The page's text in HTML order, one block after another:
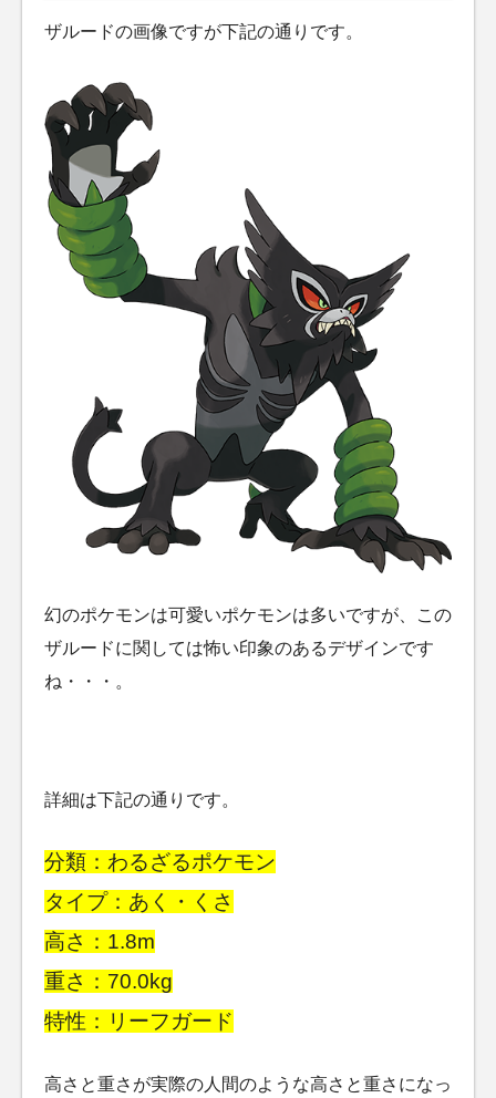
ザルードの画像ですが下記の通りです。
幻のポケモンは可愛いポケモンは多いですが、この
ザルードに関しては怖い印象のあるデザインです
ね・・・。
詳細は下記の通りです。
分類：わるざるポケモン
タイプ：あく・くさ
高さ：1.8m
重さ：70.0kg
特性：リーフガード
高さと重さが実際の人間のような高さと重さになっ